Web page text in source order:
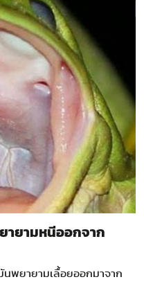
ายามหนีออกจาก
นพยายามเลื้อยออกมาจาก